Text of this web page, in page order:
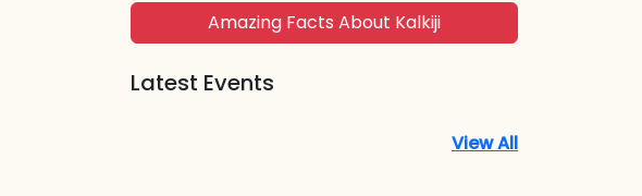
Amazing Facts About Kalkiji
Latest Events
View All